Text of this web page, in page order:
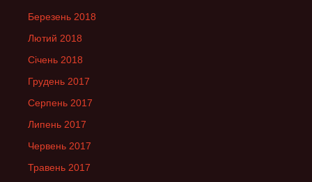
Березень 2018
Лютий 2018
Січень 2018
Грудень 2017
Серпень 2017
Липень 2017
Червень 2017
Травень 2017